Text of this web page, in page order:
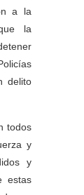
a la
la
delito
todos
y
y
estas